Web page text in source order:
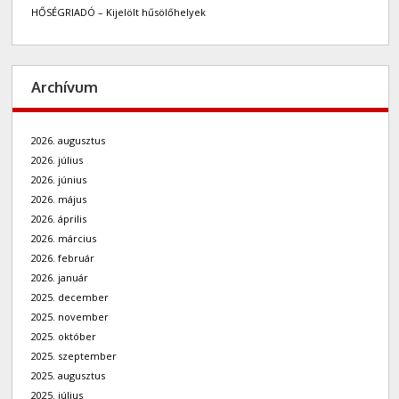
HŐSÉGRIADÓ – Kijelölt hűsölőhelyek
Archívum
2026. augusztus
2026. július
2026. június
2026. május
2026. április
2026. március
2026. február
2026. január
2025. december
2025. november
2025. október
2025. szeptember
2025. augusztus
2025. július